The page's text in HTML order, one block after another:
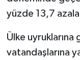
yüzde 13,7
Ülke uyruklarına
vatandaşlarına